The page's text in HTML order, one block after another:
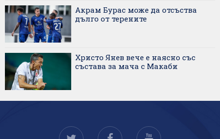
Акрам Бурас може да отсъства
дълго от терените
Христо Янев вече е наясно със
състава за мача с Макаби